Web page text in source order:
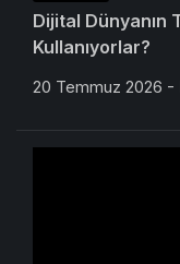
Dijital Dünyanın
Kullanıyorlar?
20 Temmuz 2026 -